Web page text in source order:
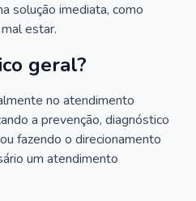
solução imediata, como
estar.
geral?
no atendimento
a prevenção, diagnóstico
fazendo o direcionamento
um atendimento